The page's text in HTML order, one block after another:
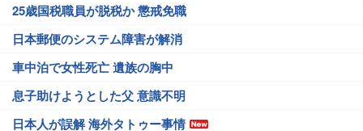
25歳国税職員が脱税か 懲戒免職
日本郵便のシステム障害が解消
車中泊で女性死亡 遺族の胸中
息子助けようとした父 意識不明
日本人が誤解 海外タトゥー事情